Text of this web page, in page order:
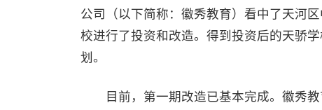
公司（以下简称：徽秀教育）看中了天河
校进行了投资和改造。得到投资后的天骄
划。
目前，第一期改造已基本完成。徽秀教